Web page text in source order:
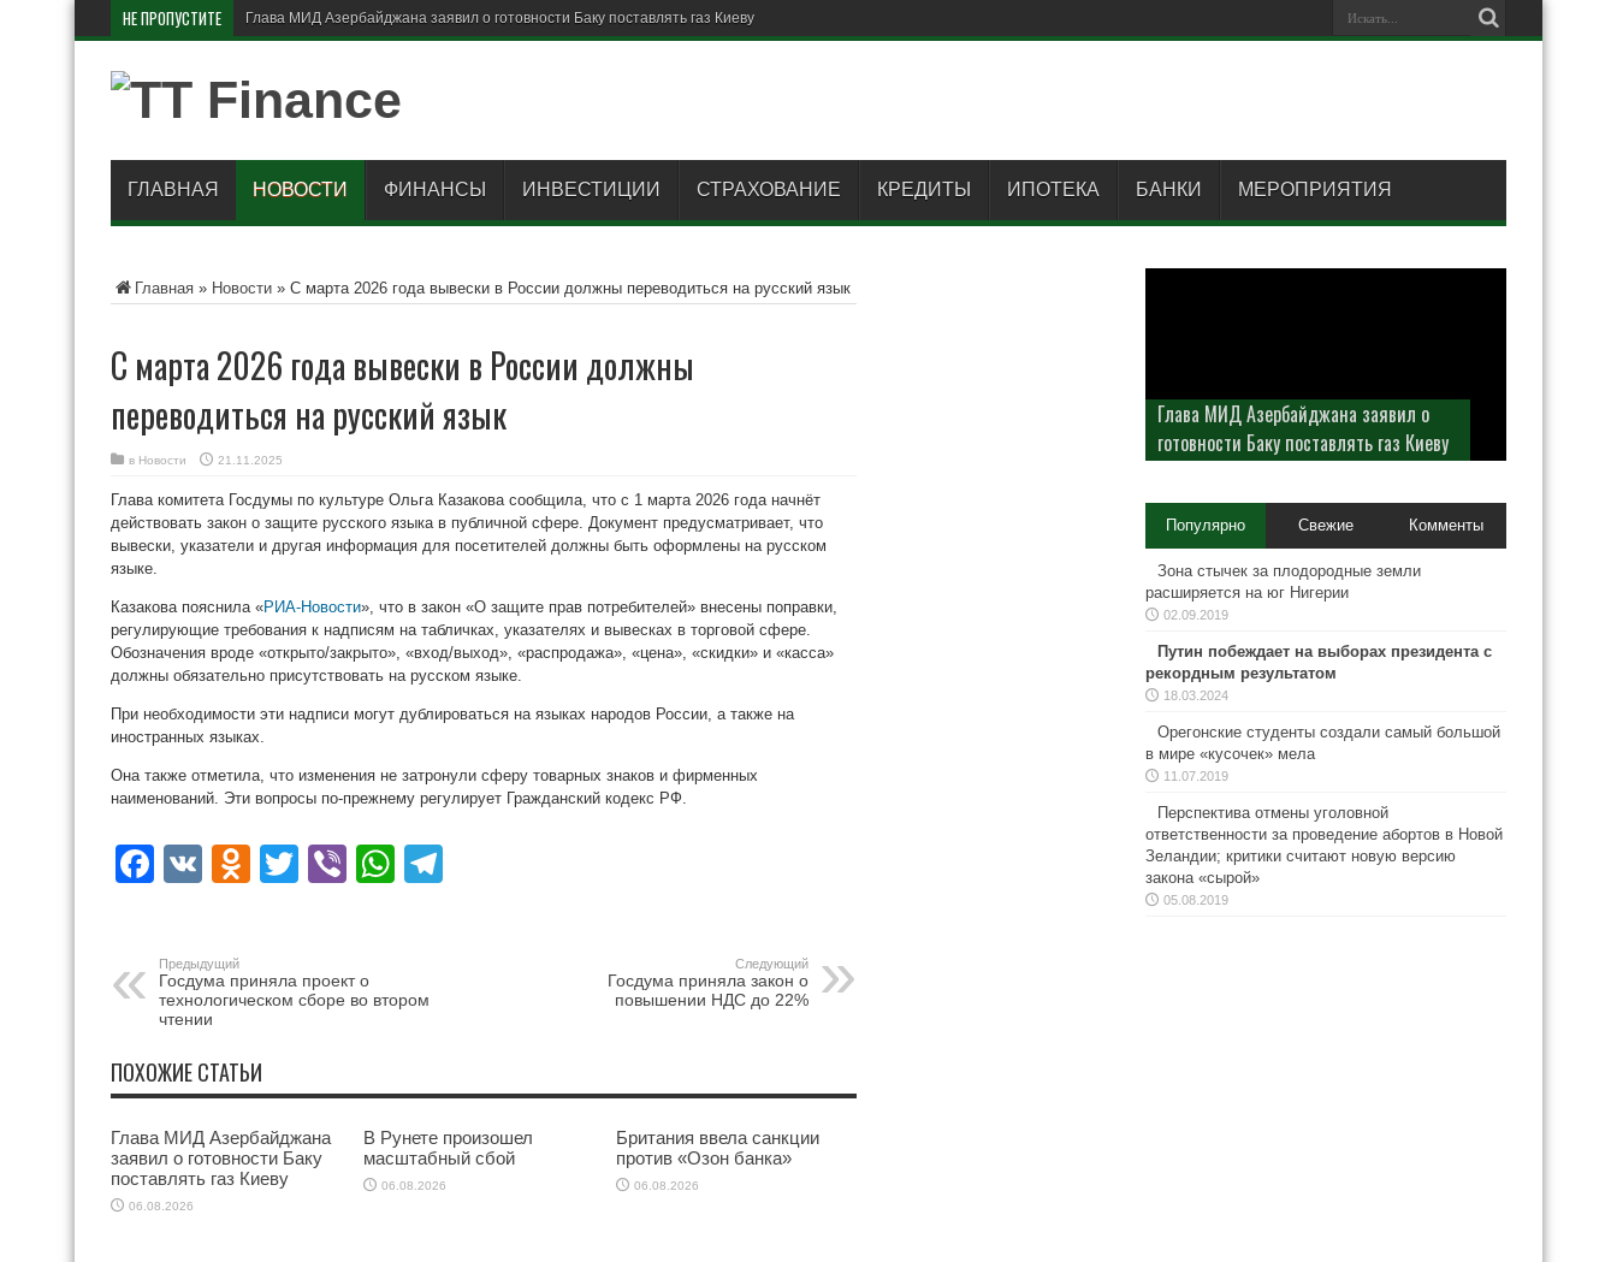
НЕ ПРОПУСТИТЕ Британия в
ГЛАВНАЯ НОВОСТИ ФИНАНСЫ ИНВЕСТИЦИИ СТРАХОВАНИЕ КРЕДИТЫ ИПОТЕКА БАНКИ МЕРОПРИЯТИЯ
Главная » Новости » С марта 2026 года вывески в России должны переводиться на русский язык
С марта 2026 года вывески в России должны
переводиться на русский язык
в Новости 21.11.2025
Глава комитета Госдумы по культуре Ольга Казакова сообщила, что с 1 марта 2026 года начнёт
действовать закон о защите русского языка в публичной сфере. Документ предусматривает, что
вывески, указатели и другая информация для посетителей должны быть оформлены на русском
языке.
Казакова пояснила «РИА-Новости», что в закон «О защите прав потребителей» внесены поправки,
регулирующие требования к надписям на табличках, указателях и вывесках в торговой сфере.
Обозначения вроде «открыто/закрыто», «вход/выход», «распродажа», «цена», «скидки» и «касса»
должны обязательно присутствовать на русском языке.
При необходимости эти надписи могут дублироваться на языках народов России, а также на
иностранных языках.
Она также отметила, что изменения не затронули сферу товарных знаков и фирменных
наименований. Эти вопросы по-прежнему регулирует Гражданский кодекс РФ.
Facebook
VK Odnoklassniki
Twitter
ViberWhatsApp
Предыдущий
Госдума приняла проект о
технологическом сборе во втором
чтении
Следующий
Госдума приняла закон о
повышении НДС до 22%
ПОХОЖИЕ СТАТЬИ
Глава МИД Азербайджана
заявил о готовности Баку
поставлять газ Киеву
06.08.2026
В Рунете произошел
масштабный сбой
06.08.2026
Британия ввела санкции
против «Озон банка»
06.08.2026
Глава МИД Азербайджана заявил о
готовности Баку поставлять газ Киеву
Популярно Свежие Комменты
Зона стычек за плодородные земли
расширяется на юг Нигерии
02.09.2019
Путин побеждает на выборах президента с
рекордным результатом
18.03.2024
Орегонские студенты создали самый большой
в мире «кусочек» мела
11.07.2019
Перспектива отмены уголовной
ответственности за проведение абортов в Новой
Зеландии; критики считают новую версию
закона «сырой»
05.08.2019